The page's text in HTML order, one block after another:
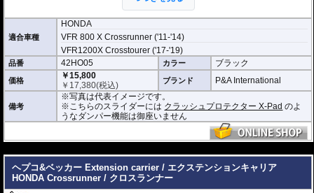
汎用のバイクスタンドを使用することがで
きます。(厚さ 2.5mm~7.5mmまで対応)
適合車種
HONDA
VFR 800 X Crossrunner ('11-'14)
VFR1200X Crosstourer ('17-'19)
品番 42HO05 カラー ブラック
価格
￥15,800
￥ 17,380(税込) ブランド P&A International
備考
※写真は代表イメージです。
※こちらのスライダーには クラッシュプロテクター X-Pad のよ
うなダンパー機能は御座いません
ヘプコ&ベッカー Extension carrier / エクステンションキャリア
HONDA Crossrunner / クロスランナー